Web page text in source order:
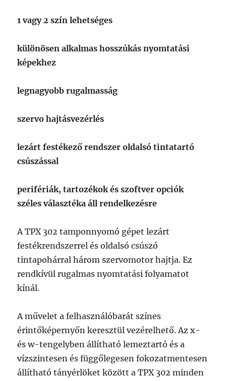
1 vagy 2 szín lehetséges
különösen alkalmas hosszúkás nyomtatási
képekhez
legnagyobb rugalmasság
szervo hajtásvezérlés
lezárt festékező rendszer oldalsó tintatartó
csúszással
perifériák, tartozékok és szoftver opciók
széles választéka áll rendelkezésre
A TPX 302 tamponnyomó gépet lezárt
festékrendszerrel és oldalsó csúszó
tintapohárral három szervomotor hajtja. Ez
rendkívül rugalmas nyomtatási folyamatot
kínál.
A művelet a felhasználóbarát színes
érintőképernyőn keresztül vezérelhető. Az x-
és w-tengelyben állítható lemeztartó és a
vízszintesen és függőlegesen fokozatmentesen
állítható tányérlöket között a TPX 302 minden